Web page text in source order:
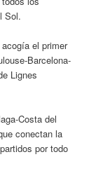
Sol.
el primer
Barcelona-
Lignes
Costa del
conectan la
por todo